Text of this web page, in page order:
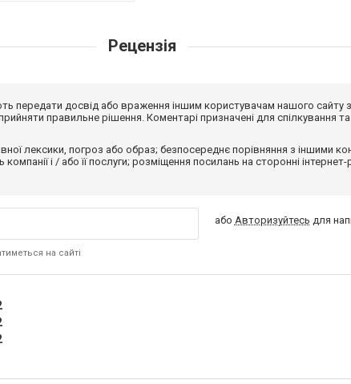
Рецензія
передати досвід або враження іншим користувачам нашого
правильне рішення. Коментарі призначені для спілкування
лексики, погроз або образ; безпосереднє порівняння з іншими
і / або її послуги; розміщення посилань на сторонні
на сайті
або Авторизуйтесь для